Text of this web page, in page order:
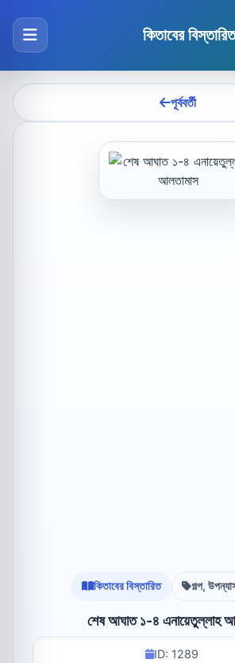
কিতাবের বিস্তারিত
পূর্ববর্তী
কিতাবের বিস্তারিত গল্প,
শেষ আঘাত ১-৪ এনায়েতুল্লাহ
ID: 1289